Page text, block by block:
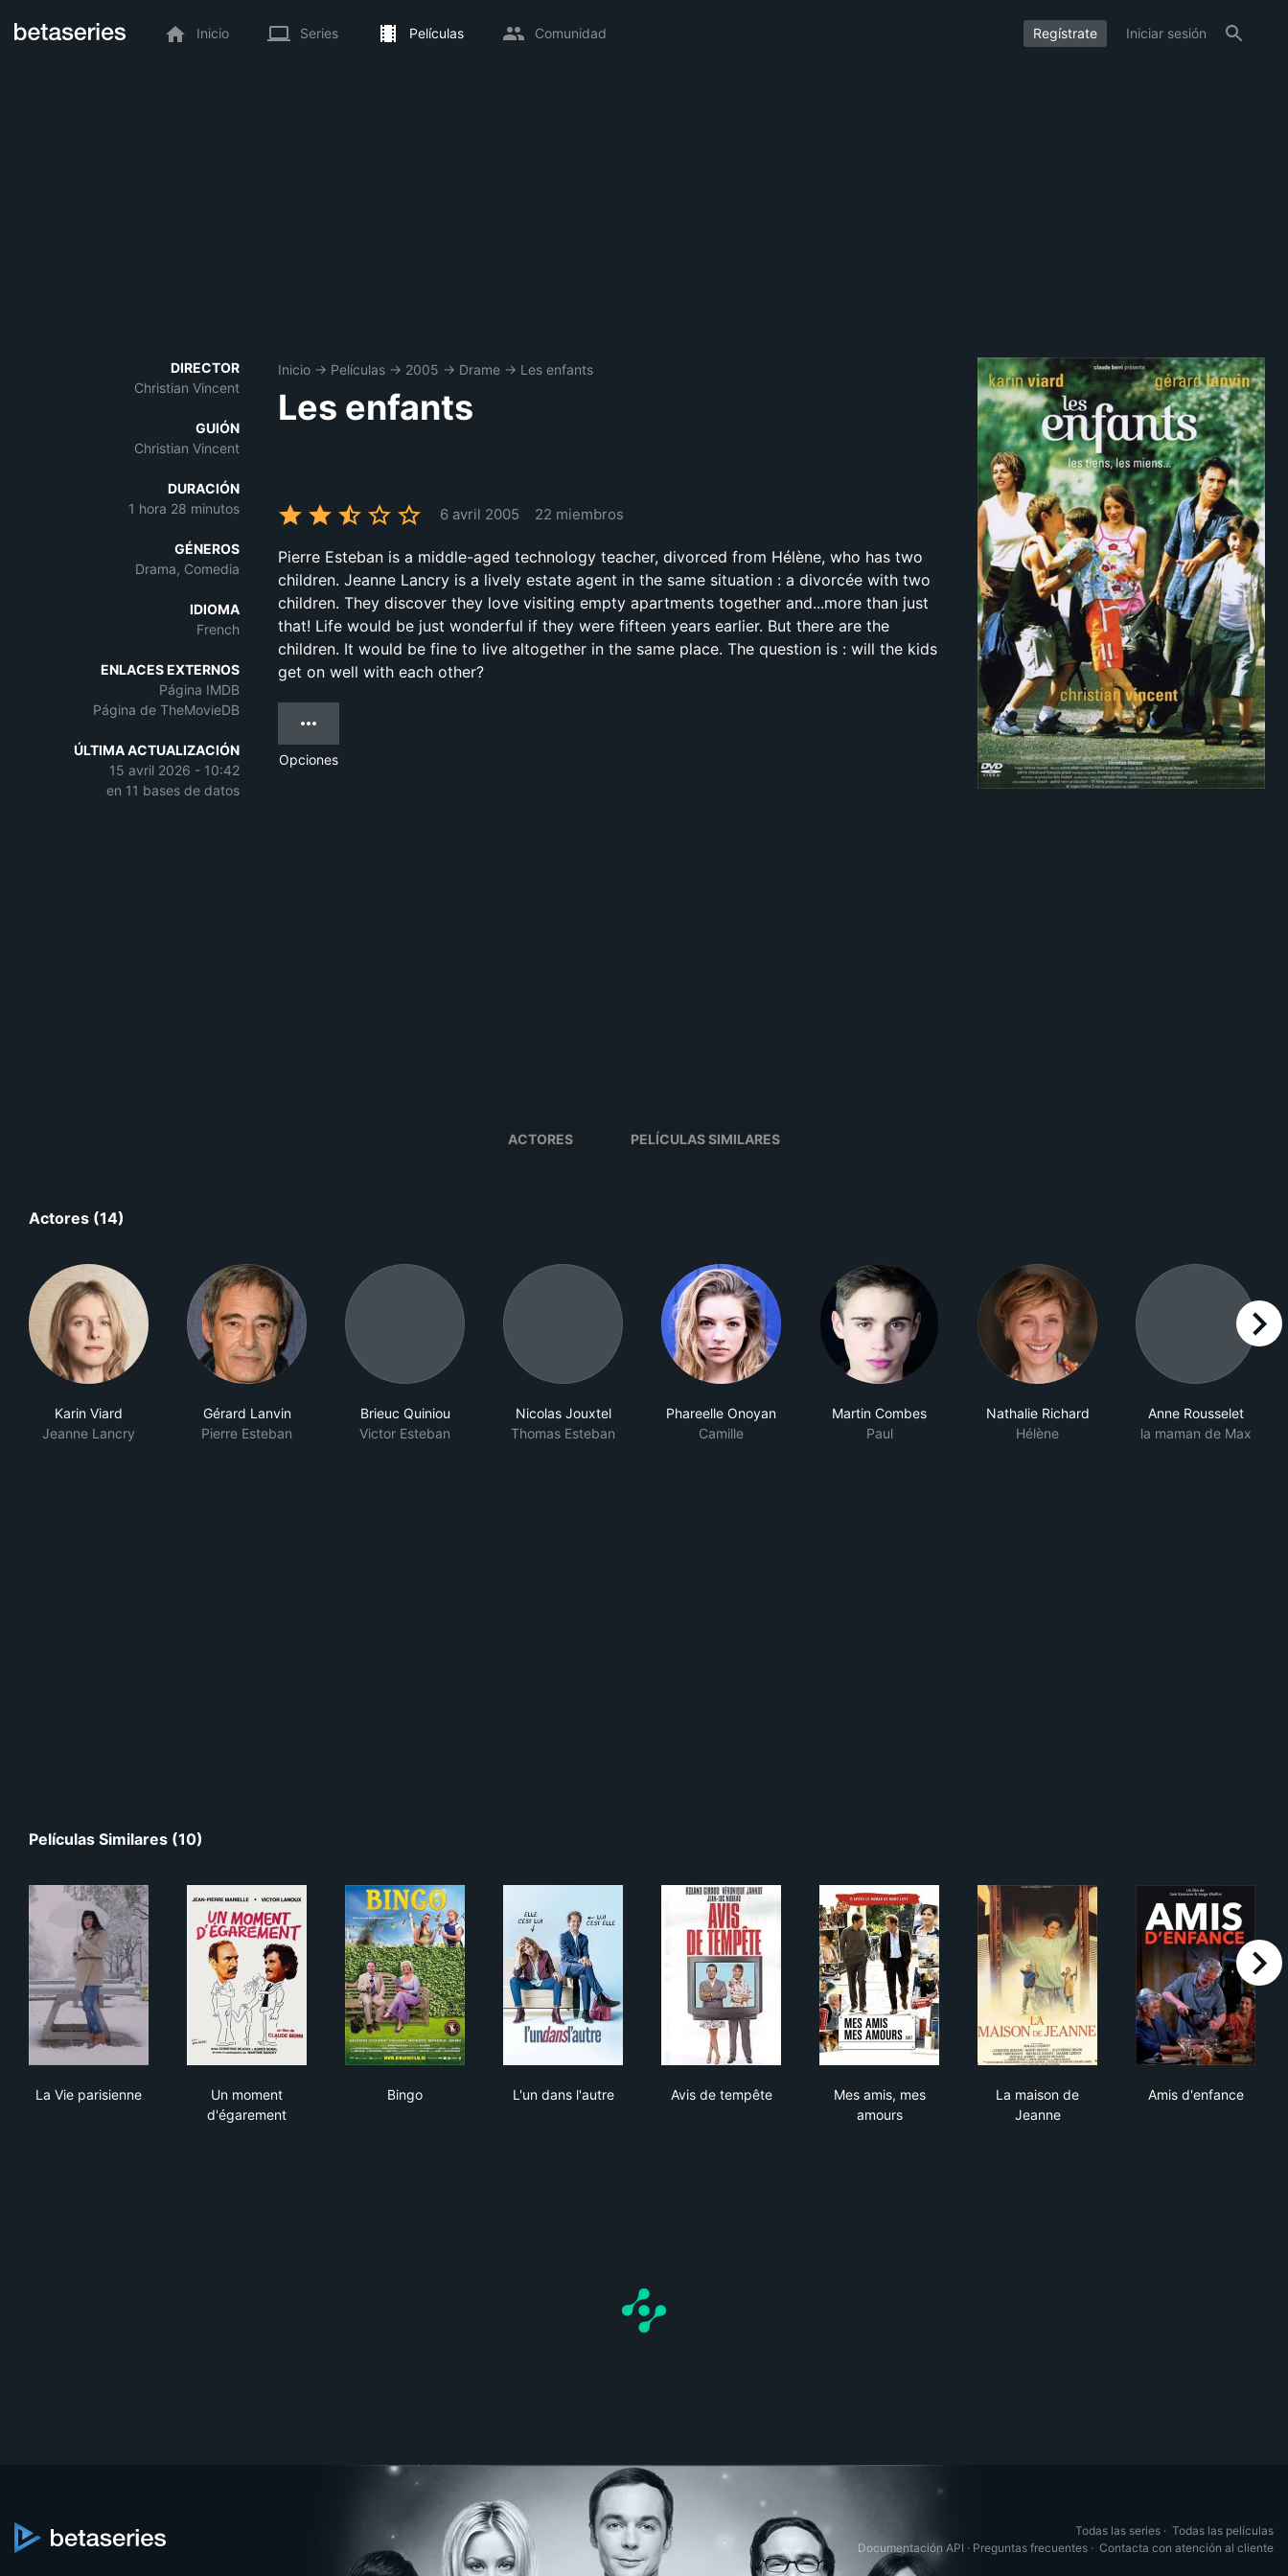
Inicio Series Películas Comunidad Regístrate Iniciar sesión
DIRECTOR
Christian Vincent
GUIÓN
Christian Vincent
DURACIÓN
1 hora 28 minutos
GÉNEROS
Drama, Comedia
IDIOMA
French
ENLACES EXTERNOS
Página IMDB
Página de TheMovieDB
ÚLTIMA ACTUALIZACIÓN
15 avril 2026 - 10:42
en 11 bases de datos
Inicio → Películas → 2005 → Drame → Les enfants
Les enfants
6 avril 2005 22 miembros
Pierre Esteban is a middle-aged technology teacher, divorced from Hélène, who has two
children. Jeanne Lancry is a lively estate agent in the same situation : a divorcée with two
children. They discover they love visiting empty apartments together and...more than just
that! Life would be just wonderful if they were fifteen years earlier. But there are the
children. It would be fine to live altogether in the same place. The question is : will the kids
get on well with each other?
Opciones
ACTORES PELÍCULAS SIMILARES
Actores (14)
Karin Viard
Jeanne Lancry
Gérard Lanvin
Pierre Esteban
Brieuc Quiniou
Victor Esteban
Nicolas Jouxtel
Thomas Esteban
Phareelle Onoyan
Camille
Martin Combes
Paul
Nathalie Richard
Hélène
Anne Rousselet
la maman de Max
right
Películas Similares (10)
La Vie parisienne
Un moment
d'égarement
Bingo
L'un dans l'autre
Avis de tempête
Mes amis, mes
amours
La maison de
Jeanne
Amis d'enfance
right
Todas las series · Todas las películas
Documentación API · Preguntas frecuentes · Contacta con atención al cliente